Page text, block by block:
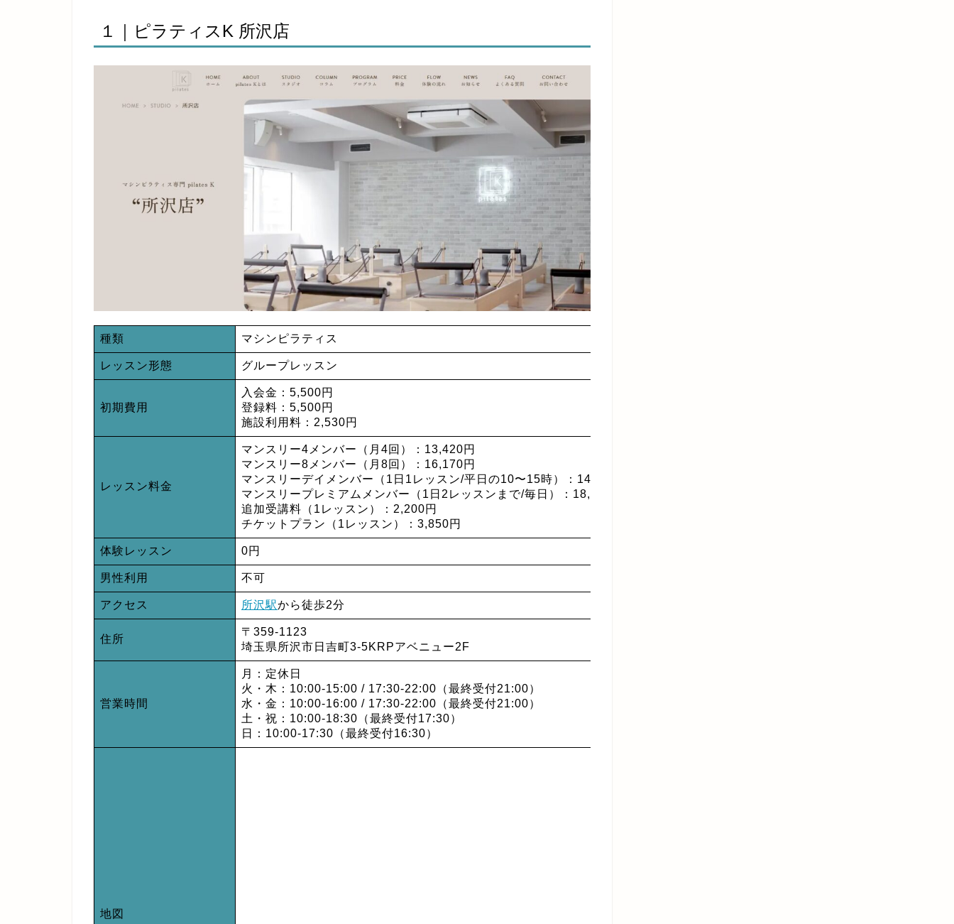
１｜ピラティスK 所沢店
種類 マシンピラティス
レッスン形態 グループレッスン
初期費用
入会金：5,500円
登録料：5,500円
施設利用料：2,530円
レッスン料金
マンスリー4メンバー（月4回）：13,420円
マンスリー8メンバー（月8回）：16,170円
マンスリーデイメンバー（1日1レッスン/平日の10〜15時）：14,520円
マンスリープレミアムメンバー（1日2レッスンまで/毎日）：18,920円
追加受講料（1レッスン）：2,200円
チケットプラン（1レッスン）：3,850円
体験レッスン 0円
男性利用 不可
アクセス 所沢駅から徒歩2分
住所
〒359-1123
埼玉県所沢市日吉町3-5KRPアベニュー2F
営業時間
月：定休日
火・木：10:00-15:00 / 17:30-22:00（最終受付21:00）
水・金：10:00-16:00 / 17:30-22:00（最終受付21:00）
土・祝：10:00-18:30（最終受付17:30）
日：10:00-17:30（最終受付16:30）
地図